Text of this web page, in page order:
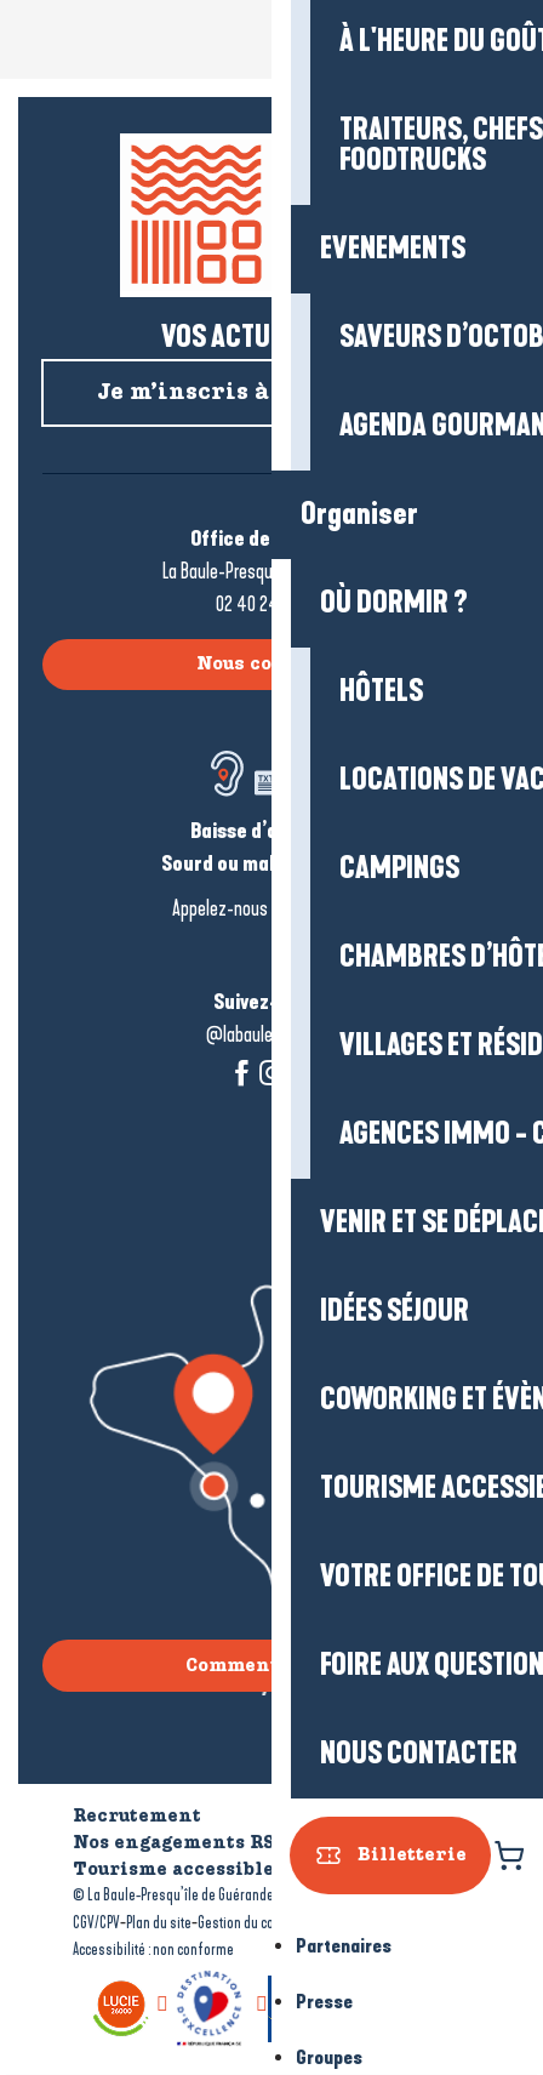
À L'HEURE DU
TRAITEURS,
FOODTRUCKS
EVENEMENTS
SAVEURS
AGENDA
Organiser
OÙ DORMIR ?
HÔTELS
LOCATIONS DE
CAMPINGS
CHAMBRES
VILLAGES ET
AGENCES IMMO -
VENIR ET SE
IDÉES SÉJOUR
COWORKING ET
TOURISME
VOTRE OFFICE DE
FOIRE AUX
NOUS CONTACTER
Billetterie
Partenaires
Presse
Groupes
VOS ACTUS SALÉES !
Je m’inscris à la newsletter
Office de tourisme
La Baule-Presqu’île de Guérande
02 40 24 34 44
Nous contacter
Baisse d’audition ?
Sourd ou malentendant ?
Appelez-nous en
Suivez-nous !
@labauleguérande
Comment venir ?
Recrutement
Qui sommes-nous ?
Nos engagements RSE
Tourisme accessible
© La Baule-Presqu’île de Guérande tourisme-Mentions légales-
CGV/CPV-Plan du site-Gestion du consentement
Accessibilité : non conforme